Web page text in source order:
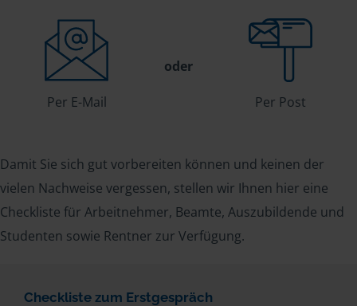
Per E-Mail
oder
Per Post
Damit Sie sich gut vorbereiten können und keinen der
vielen Nachweise vergessen, stellen wir Ihnen hier eine
Checkliste für Arbeitnehmer, Beamte, Auszubildende und
Studenten sowie Rentner zur Verfügung.
Checkliste zum Erstgespräch